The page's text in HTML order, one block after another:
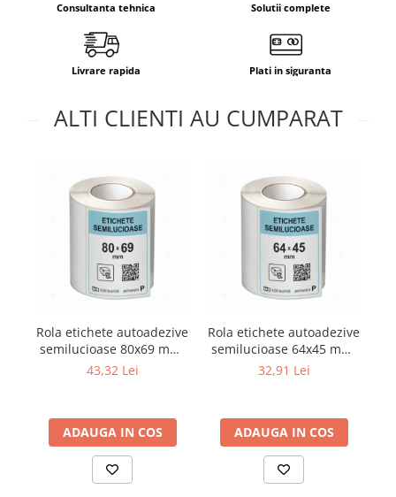
Consultanta tehnica Solutii complete
Livrare rapida Plati in siguranta
ALTI CLIENTI AU CUMPARAT
Rola etichete autoadezive
semilucioase 80x69 mm,
adeziv permanent, 1000
43,32 Lei
ADAUGA IN COS
Rola etichete autoadezive
semilucioase 64x45 mm,
adeziv permanent, 1000
32,91 Lei
ADAUGA IN COS